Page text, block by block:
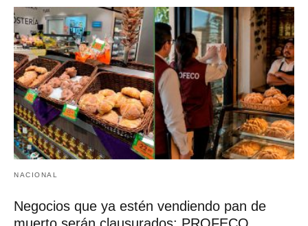
NACIONAL
Negocios que ya estén vendiendo pan de